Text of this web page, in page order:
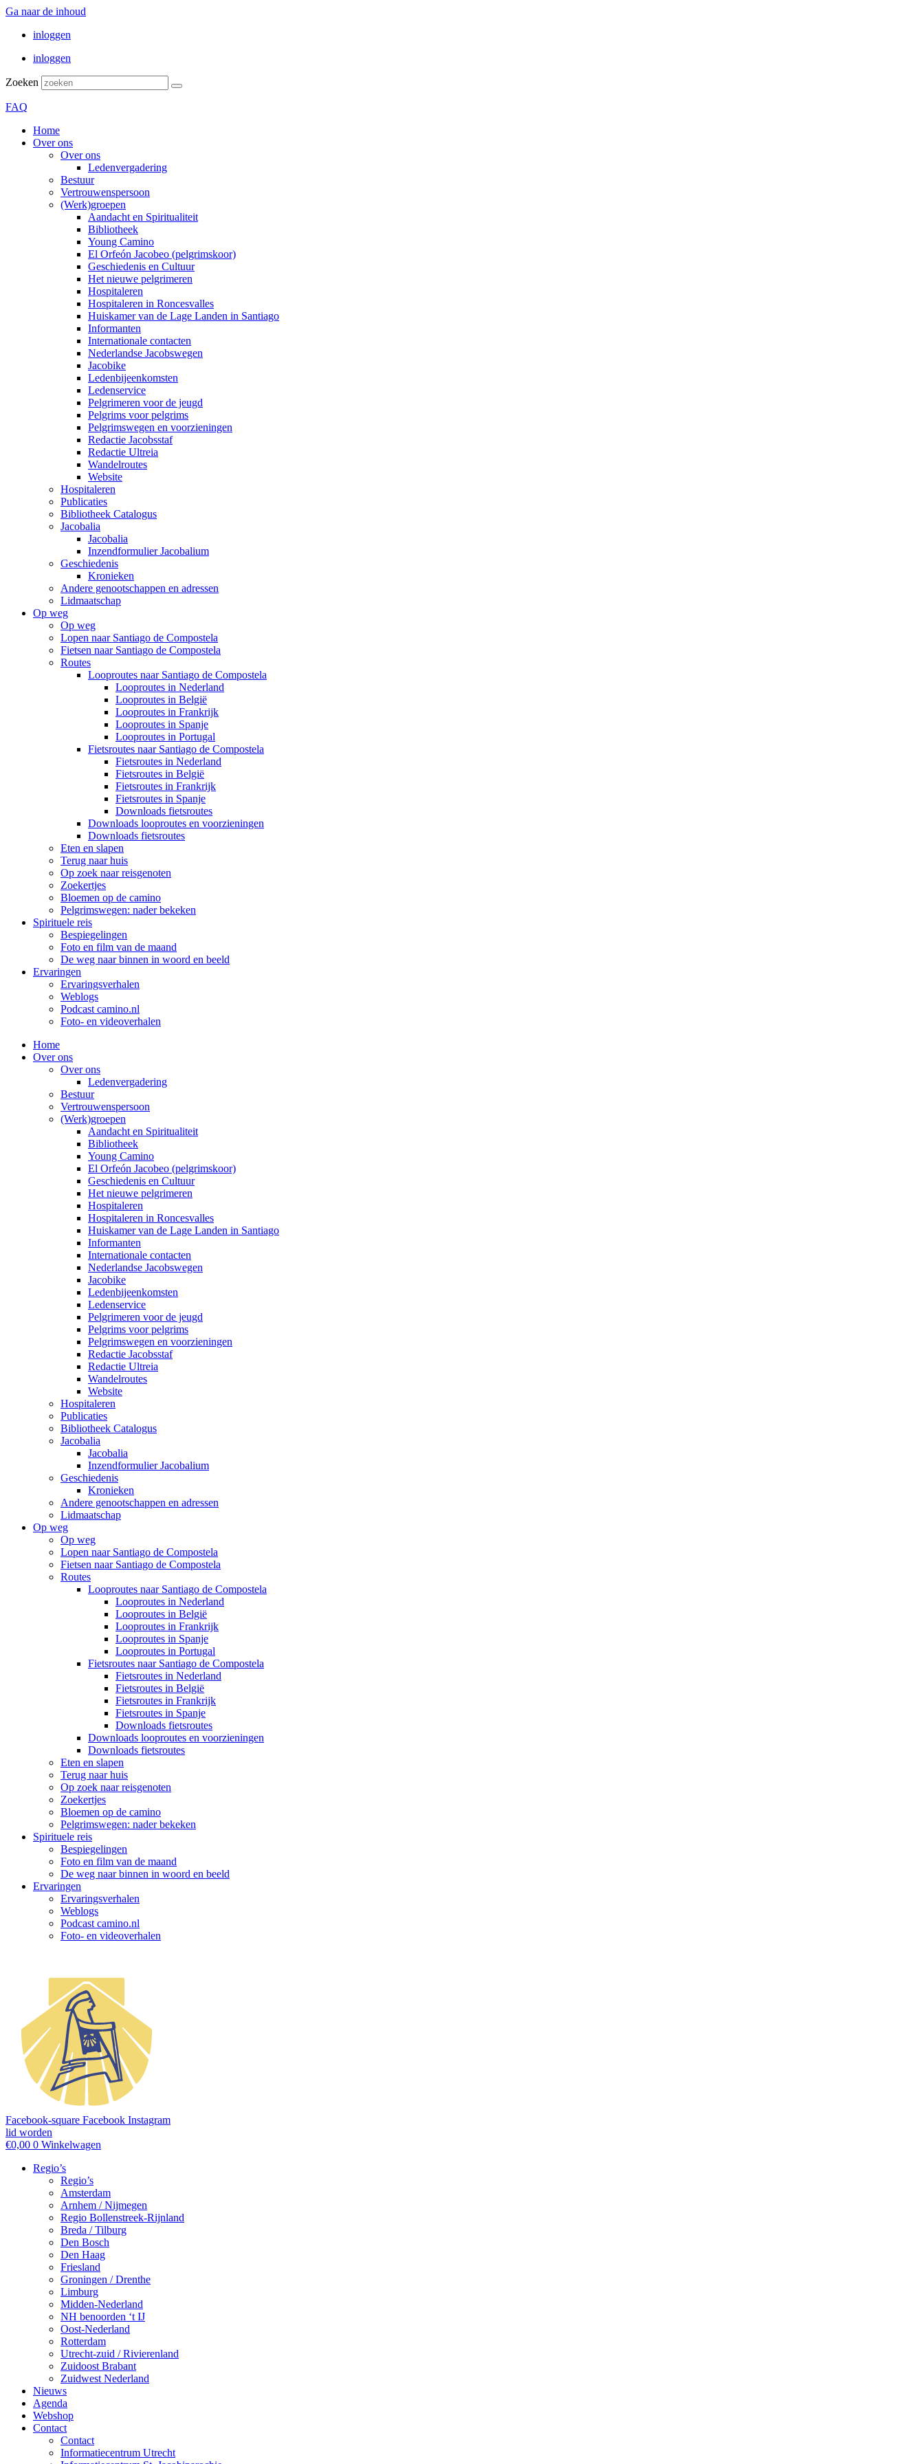
Ga naar de inhoud
inloggen
inloggen
Zoeken
FAQ
Home
Over ons
Over ons
Ledenvergadering
Bestuur
Vertrouwenspersoon
(Werk)groepen
Aandacht en Spiritualiteit
Bibliotheek
Young Camino
El Orfeón Jacobeo (pelgrimskoor)
Geschiedenis en Cultuur
Het nieuwe pelgrimeren
Hospitaleren
Hospitaleren in Roncesvalles
Huiskamer van de Lage Landen in Santiago
Informanten
Internationale contacten
Nederlandse Jacobswegen
Jacobike
Ledenbijeenkomsten
Ledenservice
Pelgrimeren voor de jeugd
Pelgrims voor pelgrims
Pelgrimswegen en voorzieningen
Redactie Jacobsstaf
Redactie Ultreia
Wandelroutes
Website
Hospitaleren
Publicaties
Bibliotheek Catalogus
Jacobalia
Jacobalia
Inzendformulier Jacobalium
Geschiedenis
Kronieken
Andere genootschappen en adressen
Lidmaatschap
Op weg
Op weg
Lopen naar Santiago de Compostela
Fietsen naar Santiago de Compostela
Routes
Looproutes naar Santiago de Compostela
Looproutes in Nederland
Looproutes in België
Looproutes in Frankrijk
Looproutes in Spanje
Looproutes in Portugal
Fietsroutes naar Santiago de Compostela
Fietsroutes in Nederland
Fietsroutes in België
Fietsroutes in Frankrijk
Fietsroutes in Spanje
Downloads fietsroutes
Downloads looproutes en voorzieningen
Downloads fietsroutes
Eten en slapen
Terug naar huis
Op zoek naar reisgenoten
Zoekertjes
Bloemen op de camino
Pelgrimswegen: nader bekeken
Spirituele reis
Bespiegelingen
Foto en film van de maand
De weg naar binnen in woord en beeld
Ervaringen
Ervaringsverhalen
Weblogs
Podcast camino.nl
Foto- en videoverhalen
Home
Over ons
Over ons
Ledenvergadering
Bestuur
Vertrouwenspersoon
(Werk)groepen
Aandacht en Spiritualiteit
Bibliotheek
Young Camino
El Orfeón Jacobeo (pelgrimskoor)
Geschiedenis en Cultuur
Het nieuwe pelgrimeren
Hospitaleren
Hospitaleren in Roncesvalles
Huiskamer van de Lage Landen in Santiago
Informanten
Internationale contacten
Nederlandse Jacobswegen
Jacobike
Ledenbijeenkomsten
Ledenservice
Pelgrimeren voor de jeugd
Pelgrims voor pelgrims
Pelgrimswegen en voorzieningen
Redactie Jacobsstaf
Redactie Ultreia
Wandelroutes
Website
Hospitaleren
Publicaties
Bibliotheek Catalogus
Jacobalia
Jacobalia
Inzendformulier Jacobalium
Geschiedenis
Kronieken
Andere genootschappen en adressen
Lidmaatschap
Op weg
Op weg
Lopen naar Santiago de Compostela
Fietsen naar Santiago de Compostela
Routes
Looproutes naar Santiago de Compostela
Looproutes in Nederland
Looproutes in België
Looproutes in Frankrijk
Looproutes in Spanje
Looproutes in Portugal
Fietsroutes naar Santiago de Compostela
Fietsroutes in Nederland
Fietsroutes in België
Fietsroutes in Frankrijk
Fietsroutes in Spanje
Downloads fietsroutes
Downloads looproutes en voorzieningen
Downloads fietsroutes
Eten en slapen
Terug naar huis
Op zoek naar reisgenoten
Zoekertjes
Bloemen op de camino
Pelgrimswegen: nader bekeken
Spirituele reis
Bespiegelingen
Foto en film van de maand
De weg naar binnen in woord en beeld
Ervaringen
Ervaringsverhalen
Weblogs
Podcast camino.nl
Foto- en videoverhalen
Facebook-square Facebook Instagram
lid worden
€0,00 0 Winkelwagen
Regio’s
Regio’s
Amsterdam
Arnhem / Nijmegen
Regio Bollenstreek-Rijnland
Breda / Tilburg
Den Bosch
Den Haag
Friesland
Groningen / Drenthe
Limburg
Midden-Nederland
NH benoorden ‘t IJ
Oost-Nederland
Rotterdam
Utrecht-zuid / Rivierenland
Zuidoost Brabant
Zuidwest Nederland
Nieuws
Agenda
Webshop
Contact
Contact
Informatiecentrum Utrecht